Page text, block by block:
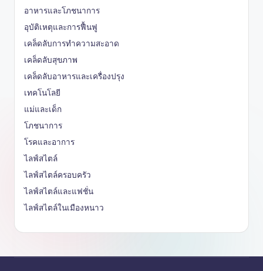
อาหารและโภชนาการ
อุบัติเหตุและการฟื้นฟู
เคล็ดลับการทำความสะอาด
เคล็ดลับสุขภาพ
เคล็ดลับอาหารและเครื่องปรุง
เทคโนโลยี
แม่และเด็ก
โภชนาการ
โรคและอาการ
ไลฟ์สไตล์
ไลฟ์สไตล์ครอบครัว
ไลฟ์สไตล์และแฟชั่น
ไลฟ์สไตล์ในเมืองหนาว